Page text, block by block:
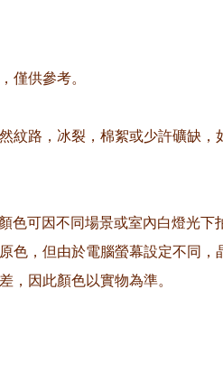
僅供參考。
紋路，冰裂，棉絮或少許礦缺，
色可因不同場景或室內白燈光下
色，但由於電腦螢幕設定不同，
，因此顏色以實物為準。